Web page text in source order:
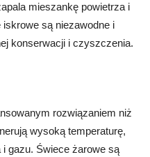
mieszankę powietrza i
są niezawodne i
konserwacji i czyszczenia.
rozwiązaniem niż
wysoką temperaturę,
gazu. Świece żarowe są